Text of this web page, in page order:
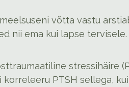
võtta vastu
nii ema kui lapse tervisele.
stressihäire
PTSH sellega,